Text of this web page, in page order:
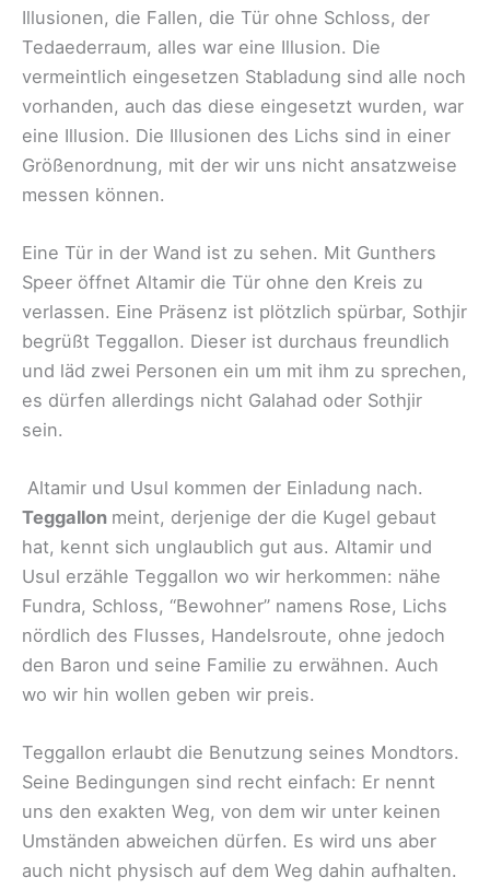
Illusionen, die Fallen, die Tür ohne Schloss, der
Tedaederraum, alles war eine Illusion. Die
vermeintlich eingesetzen Stabladung sind alle noch
vorhanden, auch das diese eingesetzt wurden, war
eine Illusion. Die Illusionen des Lichs sind in einer
Größenordnung, mit der wir uns nicht ansatzweise
messen können.
Eine Tür in der Wand ist zu sehen. Mit Gunthers
Speer öffnet Altamir die Tür ohne den Kreis zu
verlassen. Eine Präsenz ist plötzlich spürbar, Sothjir
begrüßt Teggallon. Dieser ist durchaus freundlich
und läd zwei Personen ein um mit ihm zu sprechen,
es dürfen allerdings nicht Galahad oder Sothjir
sein.
Altamir und Usul kommen der Einladung nach.
Teggallon meint, derjenige der die Kugel gebaut
hat, kennt sich unglaublich gut aus. Altamir und
Usul erzähle Teggallon wo wir herkommen: nähe
Fundra, Schloss, “Bewohner” namens Rose, Lichs
nördlich des Flusses, Handelsroute, ohne jedoch
den Baron und seine Familie zu erwähnen. Auch
wo wir hin wollen geben wir preis.
Teggallon erlaubt die Benutzung seines Mondtors.
Seine Bedingungen sind recht einfach: Er nennt
uns den exakten Weg, von dem wir unter keinen
Umständen abweichen dürfen. Es wird uns aber
auch nicht physisch auf dem Weg dahin aufhalten.